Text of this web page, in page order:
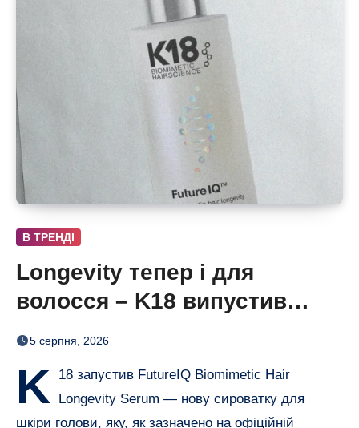
В ТРЕНДІ
Longevity тепер і для
волосся – K18 випустив
нічну сироватку FutureIQ
5 серпня, 2026
K
18 запустив FutureIQ Biomimetic Hair
Longevity Serum — нову сироватку для
шкіри голови, яку, як зазначено на офіційній